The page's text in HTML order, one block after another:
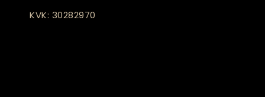
KVK: 30282970